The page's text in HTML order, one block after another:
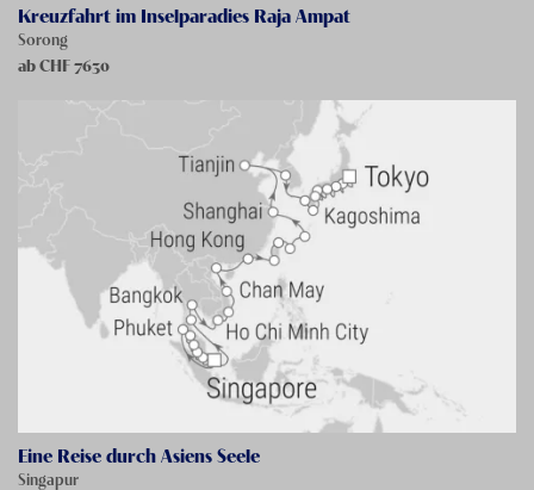
Kreuzfahrt im Inselparadies Raja Ampat
Sorong
ab CHF7630
Eine Reise durch Asiens Seele
Singapur